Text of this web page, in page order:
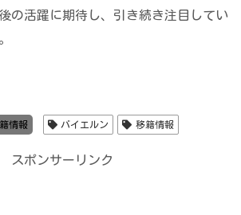
の活躍に期待し、引き続き注目してい
情報 バイエルン 移籍情報
スポンサーリンク